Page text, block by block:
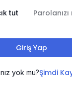
tut
Giriş Yap
yok mu?Şimdi